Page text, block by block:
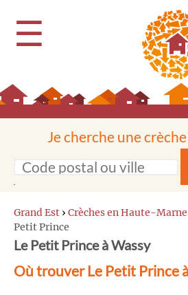
☰
Je cherche une crèche
Grand Est › Crèches en Haute-Marne
Petit Prince
Le Petit Prince à Wassy
Où trouver Le Petit Prince